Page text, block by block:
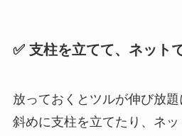
✅ 支柱を立てて、ネット
放っておくとツルが伸び放
斜めに支柱を立てたり、ネ